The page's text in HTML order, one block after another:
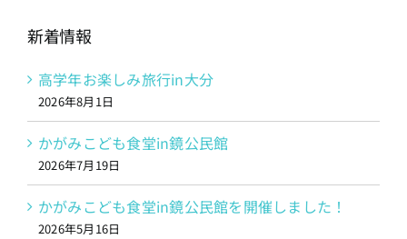
新着情報
高学年お楽しみ旅行in大分
2026年8月1日
かがみこども食堂in鏡公民館
2026年7月19日
かがみこども食堂in鏡公民館を開催しました！
2026年5月16日